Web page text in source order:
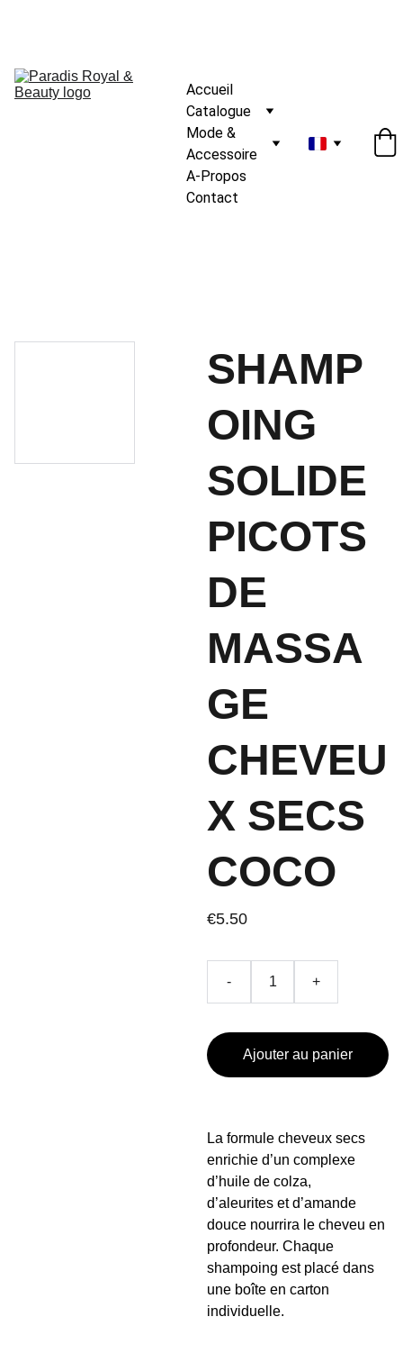
Accueil
Catalogue
Mode &
Accessoire
A-Propos
Contact
SHAMP
OING
SOLIDE
PICOTS
DE
MASSA
GE
CHEVEU
X SECS
COCO
€5.50
- +
Ajouter au panier
La formule cheveux secs
enrichie d’un complexe
d’huile de colza,
d’aleurites et d’amande
douce nourrira le cheveu en
profondeur. Chaque
shampoing est placé dans
une boîte en carton
individuelle.